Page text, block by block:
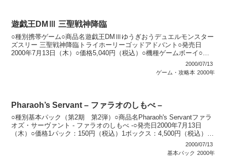
遊戯王DMⅢ 三聖戦神降臨
○種別携帯ゲーム○商品名遊戯王DMⅢゆうぎおうデュエルモンスター
ズスリー 三聖戦神降臨トライホーリーゴッドアドバント○発売日
2000年7月13日（木）○価格5,040円（税込）○機種ゲームボーイ○ジ
2000/07/13
ゲーム・攻略本 2000年
Pharaoh’s Servant – ファラオのしもべ –
○種別基本パック（第2期 第2弾）○商品名Pharaoh's Servantファラ
オズ・サーヴァント - ファラオのしもべ -○発売日2000年7月13日
（木）○価格1パック：150円（税込）1ボックス：4,500円（税込）○
2000/07/13
基本パック 2000年